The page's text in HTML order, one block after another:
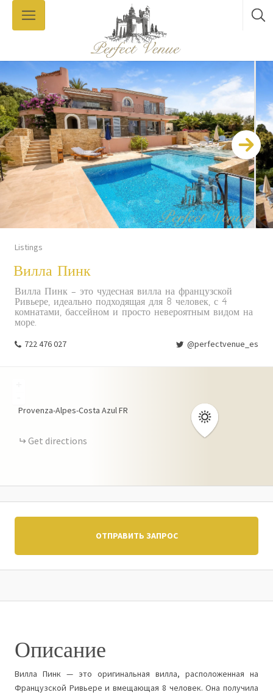
Listings
Вилла Пинк
Вилла Пинк - это чудесная вилла на французской
Ривьере, идеально подходящая для 8 человек, с 4
комнатами, бассейном и просто невероятным видом на
море.
722 476 027 @perfectvenue_es
Provenza-Alpes-Costa AzulFR
Get directions
ОТПРАВИТЬ ЗАПРОС
Описание
Вилла Пинк — это оригинальная вилла, расположенная на
Французской Ривьере и вмещающая 8 человек. Она получила